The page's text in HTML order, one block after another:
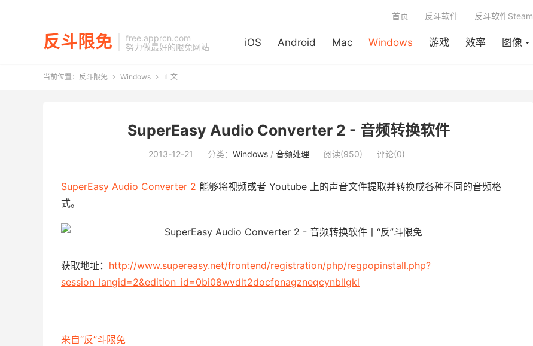
反斗限免
free.apprcn.com
努力做最好的限免网站
iOS Android Mac Windows 游戏 效率 图像
首页 反斗软件 反斗软件
当前位置： 反斗限免  Windows  正文
SuperEasy Audio Converter 2 - 音频转换软件
2013-12-21 分类： Windows/ 音频处理 阅读(950) 评论(0)
SuperEasy Audio Converter 2 能够将视频或者 Youtube 上的声音文件提取并转换成各种不同的音频格
式。
获取地址： http://www.supereasy.net/frontend/registration/php/regpopinstall.php?
session_langid=2&edition_id=0bi08wvdlt2docfpnagzneqcynbllgkl
来自“反”斗限免